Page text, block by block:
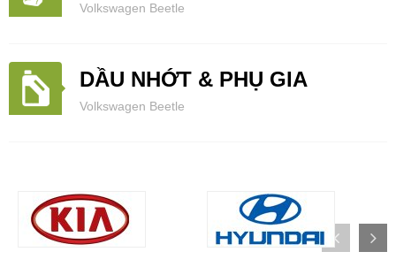
Volkswagen Beetle
DẦU NHỚT & PHỤ GIA
Volkswagen Beetle